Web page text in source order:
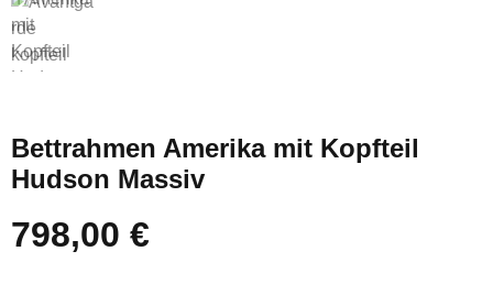
Bettrahmen Amerika mit Kopfteil
Hudson Massiv
Regulärer Preis:
798,00 €